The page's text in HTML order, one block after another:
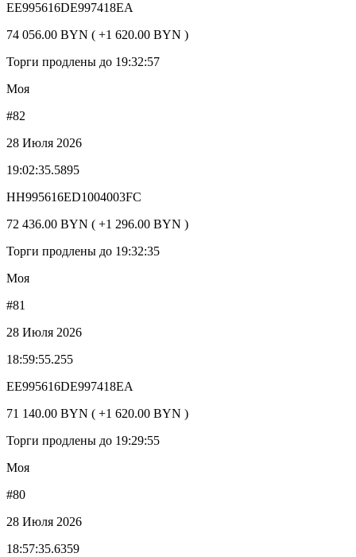
EE995616DE997418EA
74 056.00 BYN ( +1 620.00 BYN )
Торги продлены до 19:32:57
Моя
#82
28 Июля 2026
19:02:35.5895
HH995616ED1004003FC
72 436.00 BYN ( +1 296.00 BYN )
Торги продлены до 19:32:35
Моя
#81
28 Июля 2026
18:59:55.255
EE995616DE997418EA
71 140.00 BYN ( +1 620.00 BYN )
Торги продлены до 19:29:55
Моя
#80
28 Июля 2026
18:57:35.6359